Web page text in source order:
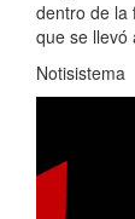
dentro de la
que se llevó
Notisistema